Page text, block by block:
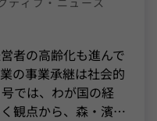
者の高齢化も進んで
の事業承継は社会的
では、わが国の経
観点から、森・濱…